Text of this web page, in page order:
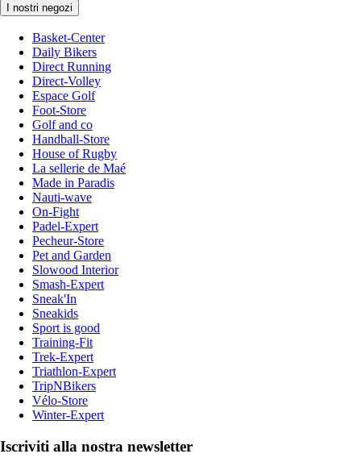
I nostri negozi
Basket-Center
Daily Bikers
Direct Running
Direct-Volley
Espace Golf
Foot-Store
Golf and co
Handball-Store
House of Rugby
La sellerie de Maé
Made in Paradis
Nauti-wave
On-Fight
Padel-Expert
Pecheur-Store
Pet and Garden
Slowood Interior
Smash-Expert
Sneak'In
Sneakids
Sport is good
Training-Fit
Trek-Expert
Triathlon-Expert
TripNBikers
Vélo-Store
Winter-Expert
Iscriviti alla nostra newsletter